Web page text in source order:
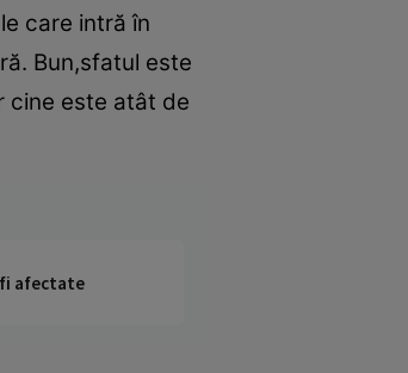
care intră în
Bun,sfatul este
cine este atât de
afectate